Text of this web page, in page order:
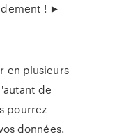
! ►
en plusieurs
de
pourrez
données.